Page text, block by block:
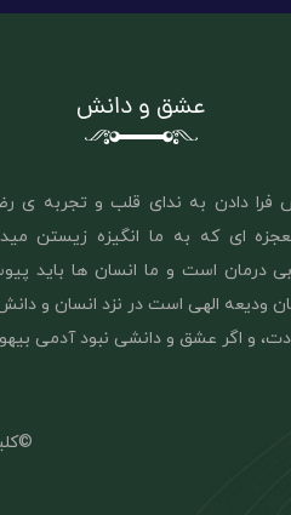
عشق و دانش
دادن به ندای قلب و تجربه ی
ای که به ما انگیزه زیستن
بی درمان است و ما انسان ها باید
‌ودیعه الهی است در نزد انسان و
و اگر عشق و دانشی نبود آدمی